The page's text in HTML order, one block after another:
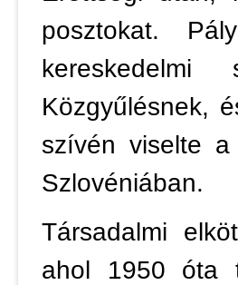
posztokat.
Közgyűlésnek,
szívén viselte
Szlovéniában.
Társadalmi
ahol 1950 óta